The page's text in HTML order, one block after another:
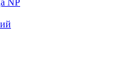
NP